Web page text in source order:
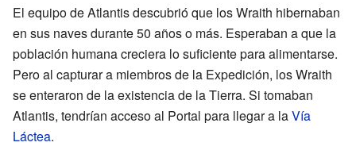
El equipo de Atlantis descubrió que los Wraith hibernaban
en sus naves durante 50 años o más. Esperaban a que la
población humana creciera lo suficiente para alimentarse.
Pero al capturar a miembros de la Expedición, los Wraith
se enteraron de la existencia de la Tierra. Si tomaban
Atlantis, tendrían acceso al Portal para llegar a laVía
Láctea.